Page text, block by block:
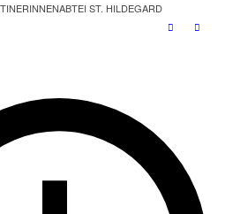
ST. HILDEGARD